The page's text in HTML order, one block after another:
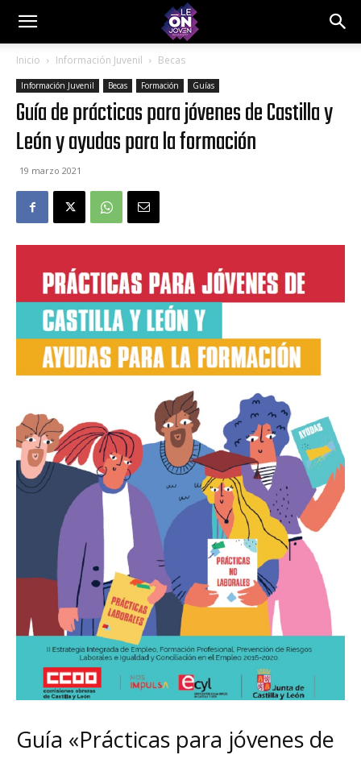
Inicio Información Juvenil Becas
Información Juvenil Becas Formación Guías
Guía de prácticas para jóvenes de Castilla y
León y ayudas para la formación
19 marzo 2021
Guía «Prácticas para jóvenes de